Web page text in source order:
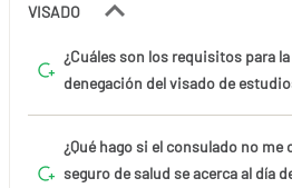
VISADO
¿Cuáles son los requisitos para
denegación del visado de
¿Qué hago si el consulado no me
seguro de salud se acerca al día